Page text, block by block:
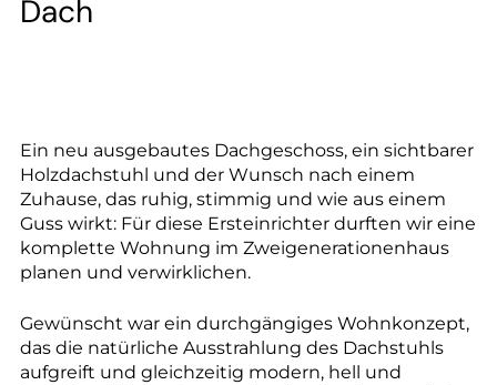
Dach
Ein neu ausgebautes Dachgeschoss, ein sichtbarer
Holzdachstuhl und der Wunsch nach einem
Zuhause, das ruhig, stimmig und wie aus einem
Guss wirkt: Für diese Ersteinrichter durften wir eine
komplette Wohnung im Zweigenerationenhaus
planen und verwirklichen.
Gewünscht war ein durchgängiges Wohnkonzept,
das die natürliche Ausstrahlung des Dachstuhls
aufgreift und gleichzeitig modern, hell und